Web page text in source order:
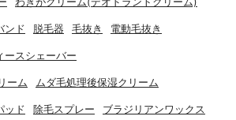
ンド 脱毛器 毛抜き 電動毛抜き
ースシェーバー
ーム ムダ毛処理後保湿クリーム
ッド 除毛スプレー ブラジリアンワックス